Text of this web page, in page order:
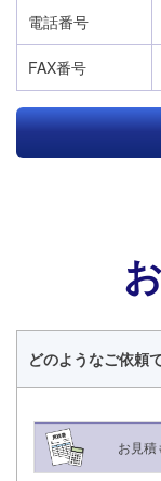
電話番号
FAX番号
どのようなご依頼
お見積